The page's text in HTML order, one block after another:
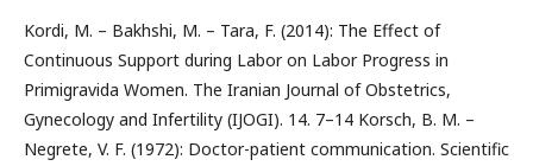
Kordi, M. – Bakhshi, M. – Tara, F. (2014): The Effect of
Continuous Support during Labor on Labor Progress in
Primigravida Women. The Iranian Journal of Obstetrics,
Gynecology and Infertility (IJOGI). 14. 7–14 Korsch, B. M. –
Negrete, V. F. (1972): Doctor-patient communication. Scientific